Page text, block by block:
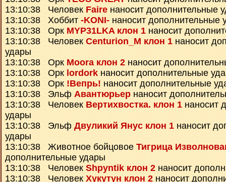
13:10:38 Человек Faire наносит дополнительные
13:10:38 Хоббит -KONI- наносит дополнительные
13:10:38 Орк MYP31LKA клон 1 наносит
13:10:38 Человек Centurion_M клон 1 наносит
удары
13:10:38 Орк Moora клон 2 наносит
13:10:38 Орк lordork наносит дополнительные
13:10:38 Орк !Вепрь! наносит дополнительные
13:10:38 Эльф Авантюрьер наносит
13:10:38 Человек Вертихвостка. клон 1 наносит
удары
13:10:38 Эльф Двуликий Янус клон 1 наносит
удары
13:10:38 Животное бойцовое Тигрица
дополнительные удары
13:10:38 Человек Shpyntik клон 2 наносит
13:10:38 Человек Хукутун клон 2 наносит